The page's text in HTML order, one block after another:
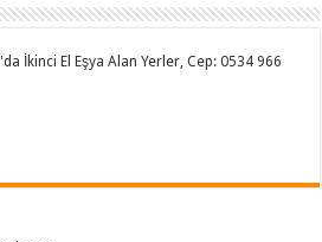
İkinci El Eşya Alan Yerler, Cep: 0534 966